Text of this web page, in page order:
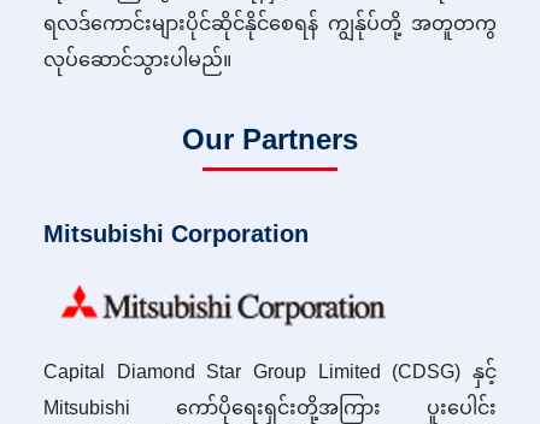
ရလဒ်ကောင်းများပိုင်ဆိုင်နိုင်စေရန် ကျွန်ုပ်တို့ အတူတကွ
လုပ်ဆောင်သွားပါမည်။
Our Partners
Mitsubishi Corporation
Capital Diamond Star Group Limited (CDSG) နှင့်
Mitsubishi ကော်ပိုရေးရှင်းတို့အကြား ပူးပေါင်း